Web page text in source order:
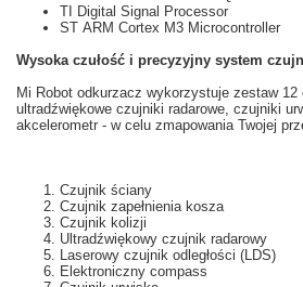
TI Digital Signal Processor
ST ARM Cortex M3 Microcontroller
Wysoka czułość i precyzyjny system
Mi Robot odkurzacz wykorzystuje zestaw 12
ultradźwiękowe czujniki radarowe, czujniki
akcelerometr - w celu zmapowania Twojej
Czujnik ściany
Czujnik zapełnienia kosza
Czujnik kolizji
Ultradźwiękowy czujnik radarowy
Laserowy czujnik odległości (LDS)
Elektroniczny compass